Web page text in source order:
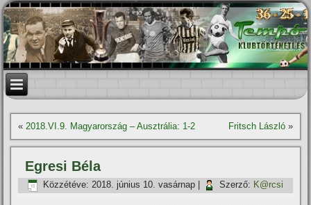
«2018.VI.9. Magyarország – Ausztrália: 1-2 Fritsch László»
Egresi Béla
Közzétéve: 2018. június 10. vasárnap Szerző: K@rcsi